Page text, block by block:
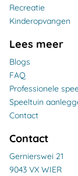
Recreatie
Kinderopvangen
Lees meer
Blogs
FAQ
Professionele
Speeltuin
Contact
Contact
Gernierswei 21
9043 VX WIER